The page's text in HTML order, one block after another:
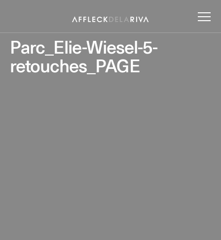
Parc_Elie-Wiesel-5-
retouches_PAGE